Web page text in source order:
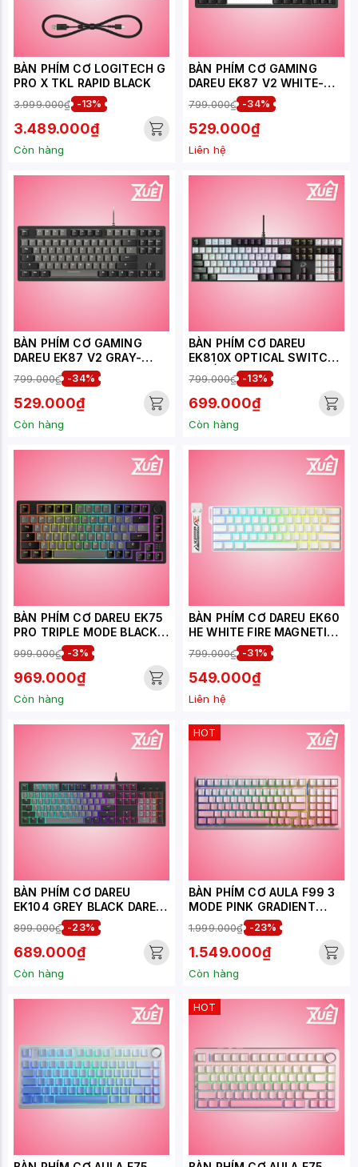
BÀN PHÍM CƠ LOGITECH G
PRO X TKL RAPID BLACK
3.999.000₫ -13%
3.489.000₫
Còn hàng
BÀN PHÍM CƠ GAMING
DAREU EK87 V2 WHITE-
BLACK (DREAM SWITCH)
799.000₫ -34%
529.000₫
Liên hệ
BÀN PHÍM CƠ GAMING
DAREU EK87 V2 GRAY-
BLACK (DREAM SWITCH)
799.000₫ -34%
529.000₫
Còn hàng
BÀN PHÍM CƠ DAREU
EK810X OPTICAL SWITCH
(CHỐNG NƯỚC)
799.000₫ -13%
699.000₫
Còn hàng
BÀN PHÍM CƠ DAREU EK75
PRO TRIPLE MODE BLACK
GOLDEN DAREU DREAM
SWITCH
999.000₫ -3%
969.000₫
Còn hàng
BÀN PHÍM CƠ DAREU EK60
HE WHITE FIRE MAGNETIC
SWITCH
799.000₫ -31%
549.000₫
Liên hệ
BÀN PHÍM CƠ DAREU
EK104 GREY BLACK DAREU
DREAM SWITCH
899.000₫ -23%
689.000₫
Còn hàng
HOT
BÀN PHÍM CƠ AULA F99 3
MODE PINK GRADIENT
DREAM SAKURA SWITCH
1.999.000₫ -23%
1.549.000₫
Còn hàng
HOT